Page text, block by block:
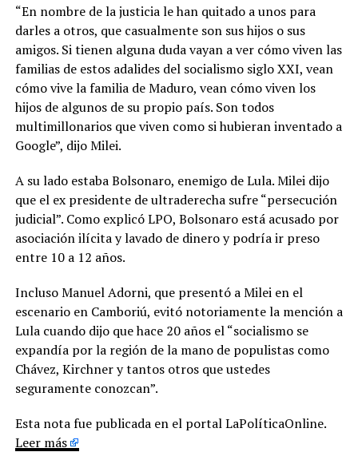
“En nombre de la justicia le han quitado a unos para
darles a otros, que casualmente son sus hijos o sus
amigos. Si tienen alguna duda vayan a ver cómo viven las
familias de estos adalides del socialismo siglo XXI, vean
cómo vive la familia de Maduro, vean cómo viven los
hijos de algunos de su propio país. Son todos
multimillonarios que viven como si hubieran inventado a
Google”, dijo Milei.
A su lado estaba Bolsonaro, enemigo de Lula. Milei dijo
que el ex presidente de ultraderecha sufre “persecución
judicial”. Como explicó LPO, Bolsonaro está acusado por
asociación ilícita y lavado de dinero y podría ir preso
entre 10 a 12 años.
Incluso Manuel Adorni, que presentó a Milei en el
escenario en Camboriú, evitó notoriamente la mención a
Lula cuando dijo que hace 20 años el “socialismo se
expandía por la región de la mano de populistas como
Chávez, Kirchner y tantos otros que ustedes
seguramente conozcan”.
Esta nota fue publicada en el portal LaPolíticaOnline.
Leer más